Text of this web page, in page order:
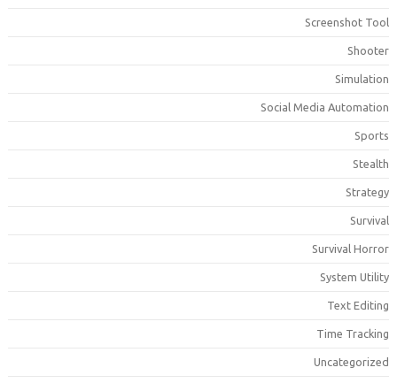
Screenshot
Social Media
Survival
System
Text
Time